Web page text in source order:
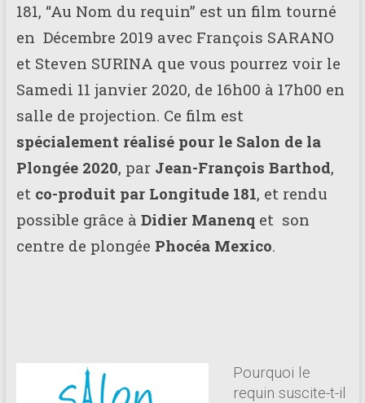
181, “Au Nom du requin” est un film tourné
en Décembre 2019 avec François SARANO
et Steven SURINA que vous pourrez voir le
Samedi 11 janvier 2020, de 16h00 à 17h00 en
salle de projection. Ce film est
spécialement réalisé pour le Salon de la
Plongée 2020, par Jean-François Barthod,
etco-produit par Longitude 181, et rendu
possible grâce à Didier Manenq et son
centre de plongée Phocéa Mexico.
Pourquoi le
requin suscite-t-il